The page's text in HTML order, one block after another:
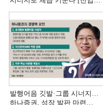
발행어음 깃발·그룹 시너지…
하나증권, 성장 발판 마련